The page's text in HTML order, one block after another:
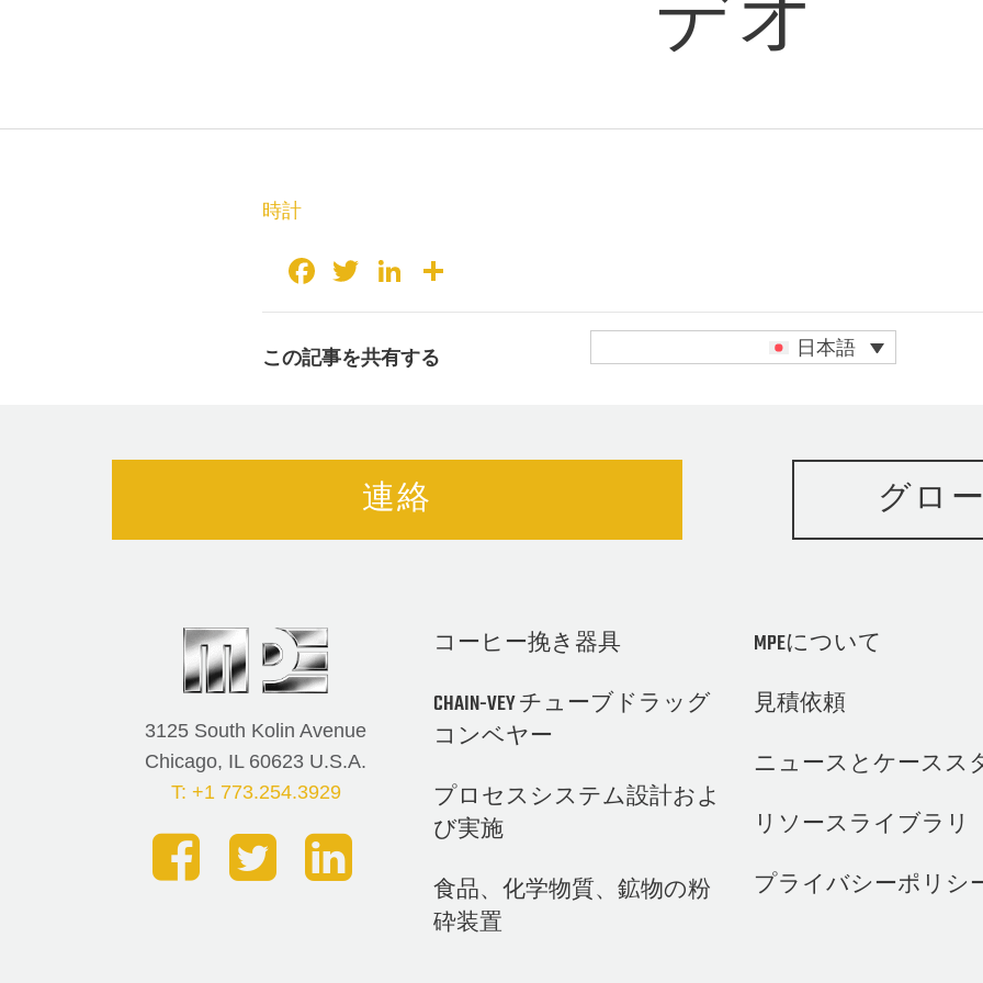
デオ
時計
Facebook
TwitterLinkedIn
有
この記事を共有する 日本語
連絡 グロ
3125 South Kolin Avenue
Chicago, IL 60623 U.S.A.
T: +1 773.254.3929
コーヒー挽き器具
CHAIN-VEY チューブドラッグ
コンベヤー
プロセスシステム設計およ
び実施
食品、化学物質、鉱物の粉
砕装置
MPEについて
見積依頼
ニュースとケースス
リソースライブラリ
プライバシーポリシ